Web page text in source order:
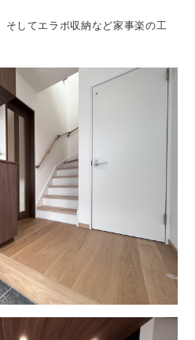
、そしてエラボ収納など家事楽の工